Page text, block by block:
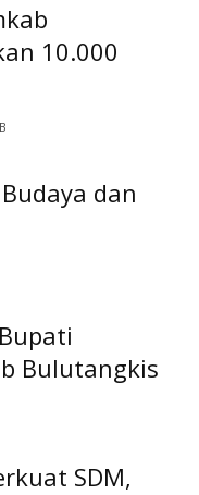
10.000
dan
Bulutangkis
SDM,